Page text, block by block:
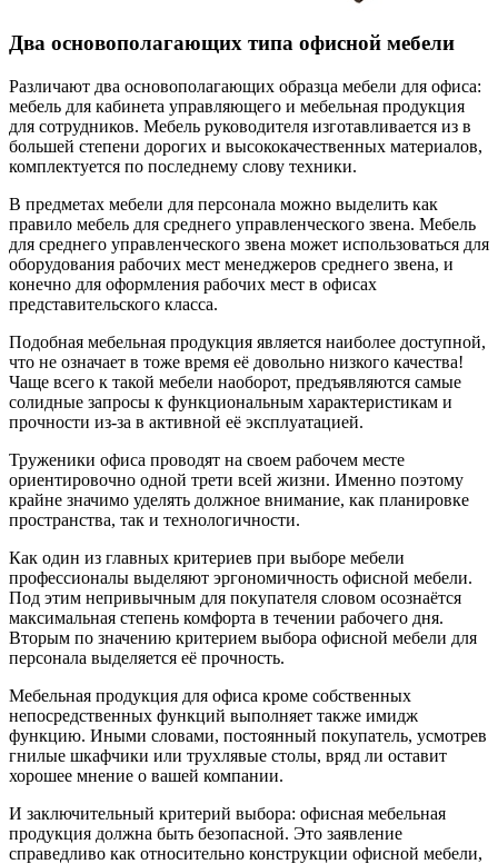
Два основополагающих типа офисной мебели
Различают два основополагающих образца мебели для офиса:
мебель для кабинета управляющего и мебельная продукция
для сотрудников. Мебель руководителя изготавливается из в
большей степени дорогих и высококачественных материалов,
комплектуется по последнему слову техники.
В предметах мебели для персонала можно выделить как
правило мебель для среднего управленческого звена. Мебель
для среднего управленческого звена может использоваться для
оборудования рабочих мест менеджеров среднего звена, и
конечно для оформления рабочих мест в офисах
представительского класса.
Подобная мебельная продукция является наиболее доступной,
что не означает в тоже время её довольно низкого качества!
Чаще всего к такой мебели наоборот, предъявляются самые
солидные запросы к функциональным характеристикам и
прочности из-за в активной её эксплуатацией.
Труженики офиса проводят на своем рабочем месте
ориентировочно одной трети всей жизни. Именно поэтому
крайне значимо уделять должное внимание, как планировке
пространства, так и технологичности.
Как один из главных критериев при выборе мебели
профессионалы выделяют эргономичность офисной мебели.
Под этим непривычным для покупателя словом осознаётся
максимальная степень комфорта в течении рабочего дня.
Вторым по значению критерием выбора офисной мебели для
персонала выделяется её прочность.
Мебельная продукция для офиса кроме собственных
непосредственных функций выполняет также имидж
функцию. Иными словами, постоянный покупатель, усмотрев
гнилые шкафчики или трухлявые столы, вряд ли оставит
хорошее мнение о вашей компании.
И заключительный критерий выбора: офисная мебельная
продукция должна быть безопасной. Это заявление
справедливо как относительно конструкции офисной мебели,